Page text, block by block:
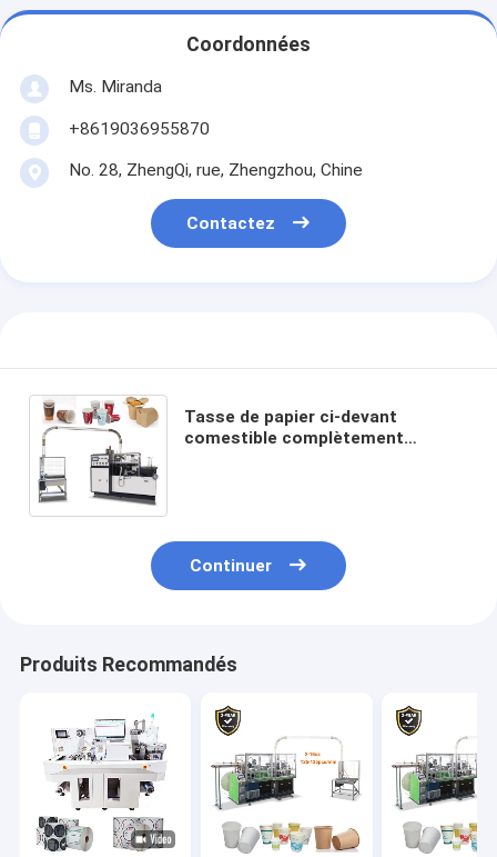
Coordonnées
Ms. Miranda
+8619036955870
No. 28, ZhengQi, rue, Zhengzhou, Chine
Contactez
Tasse de papier ci-devant
comestible complètement
Continuer
Produits Recommandés